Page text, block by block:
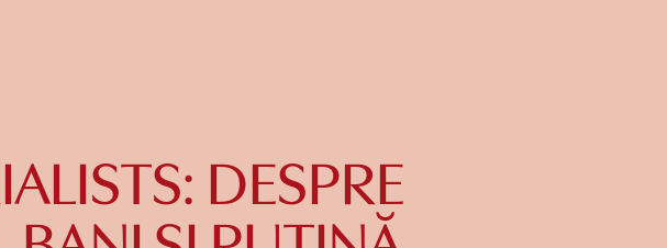
DESPRE